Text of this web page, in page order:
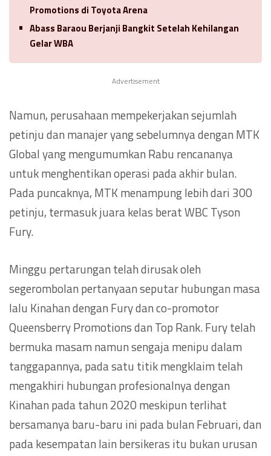
Promotions di Toyota Arena
Abass Baraou Berjanji Bangkit Setelah Kehilangan
Gelar WBA
Advertisement
Namun, perusahaan mempekerjakan sejumlah
petinju dan manajer yang sebelumnya dengan MTK
Global yang mengumumkan Rabu rencananya
untuk menghentikan operasi pada akhir bulan.
Pada puncaknya, MTK menampung lebih dari 300
petinju, termasuk juara kelas berat WBC Tyson
Fury.
Minggu pertarungan telah dirusak oleh
segerombolan pertanyaan seputar hubungan masa
lalu Kinahan dengan Fury dan co-promotor
Queensberry Promotions dan Top Rank. Fury telah
bermuka masam namun sengaja menipu dalam
tanggapannya, pada satu titik mengklaim telah
mengakhiri hubungan profesionalnya dengan
Kinahan pada tahun 2020 meskipun terlihat
bersamanya baru-baru ini pada bulan Februari, dan
pada kesempatan lain bersikeras itu bukan urusan